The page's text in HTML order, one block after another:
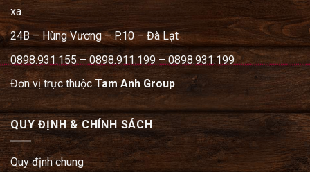
xa.
24B – Hùng Vương – P.10 – Đà Lạt
0898.931.155 – 0898.911.199 – 0898.931.199
Đơn vị trực thuộcTam Anh Group
QUY ĐỊNH & CHÍNH SÁCH
Quy định chung